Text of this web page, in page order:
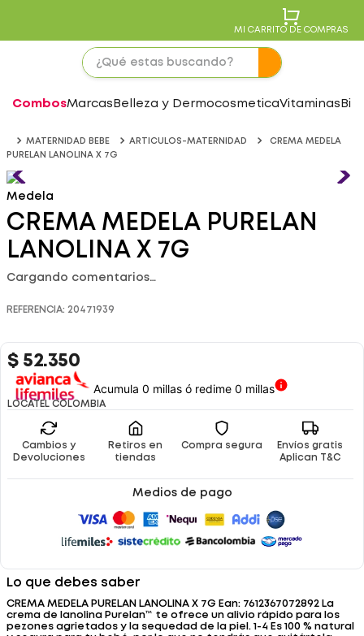
MI CARRITO DE COMPRAS
CombosMarcas Belleza y DermocosmeticaVitaminas
MATERNIDAD BEBE ARTICULOS-MATERNIDAD
CREMA MEDELA
PURELAN LANOLINA X 7G
Medela
CREMA MEDELA PURELAN
LANOLINA X 7G
Cargando comentarios…
REFERENCIA: 20471939
$ 52.350
Acumula 0 millas ó redime 0 millas
LOCATEL COLOMBIA
Cambios y
Devoluciones
Retiros en
tiendas
Compra segura
Envíos gratis
Aplican T&C
Medios de pago
Lo que debes saber
CREMA MEDELA PURELAN LANOLINA X 7G Ean: 7612367072892 La
crema de lanolina Purelan™ te ofrece un alivio rápido para los
pezones agrietados y la sequedad de la piel. 1-4 Es 100 % natural